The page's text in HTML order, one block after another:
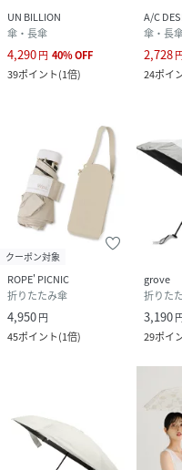
｜ピン
素材
ブラッ
ティン
100%
品番
UN BILLION
傘・長傘
4,290円 40%OFF
39ポイント(1倍)
傘・長
2,728
24ポイ
クーポン対象
ROPE' PICNIC
折りたたみ傘
4,950円
45ポイント(1倍)
grove
折りた
3,190
29ポイ